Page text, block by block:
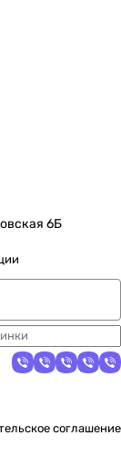
6Б
соглашение